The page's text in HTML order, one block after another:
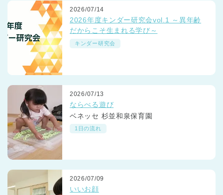
2026/07/14
2026年度キンダー研究会vol.1 ～異年齢
だからこそ生まれる学び～
キンダー研究会
2026/07/13
ならべる遊び
ベネッセ 杉並和泉保育園
1日の流れ
2026/07/09
いいお顔